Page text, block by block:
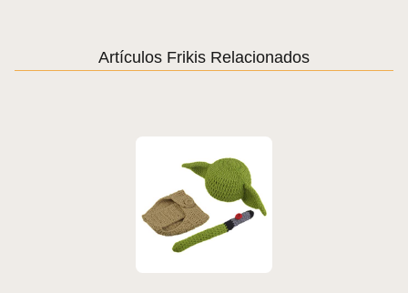
Artículos Frikis Relacionados